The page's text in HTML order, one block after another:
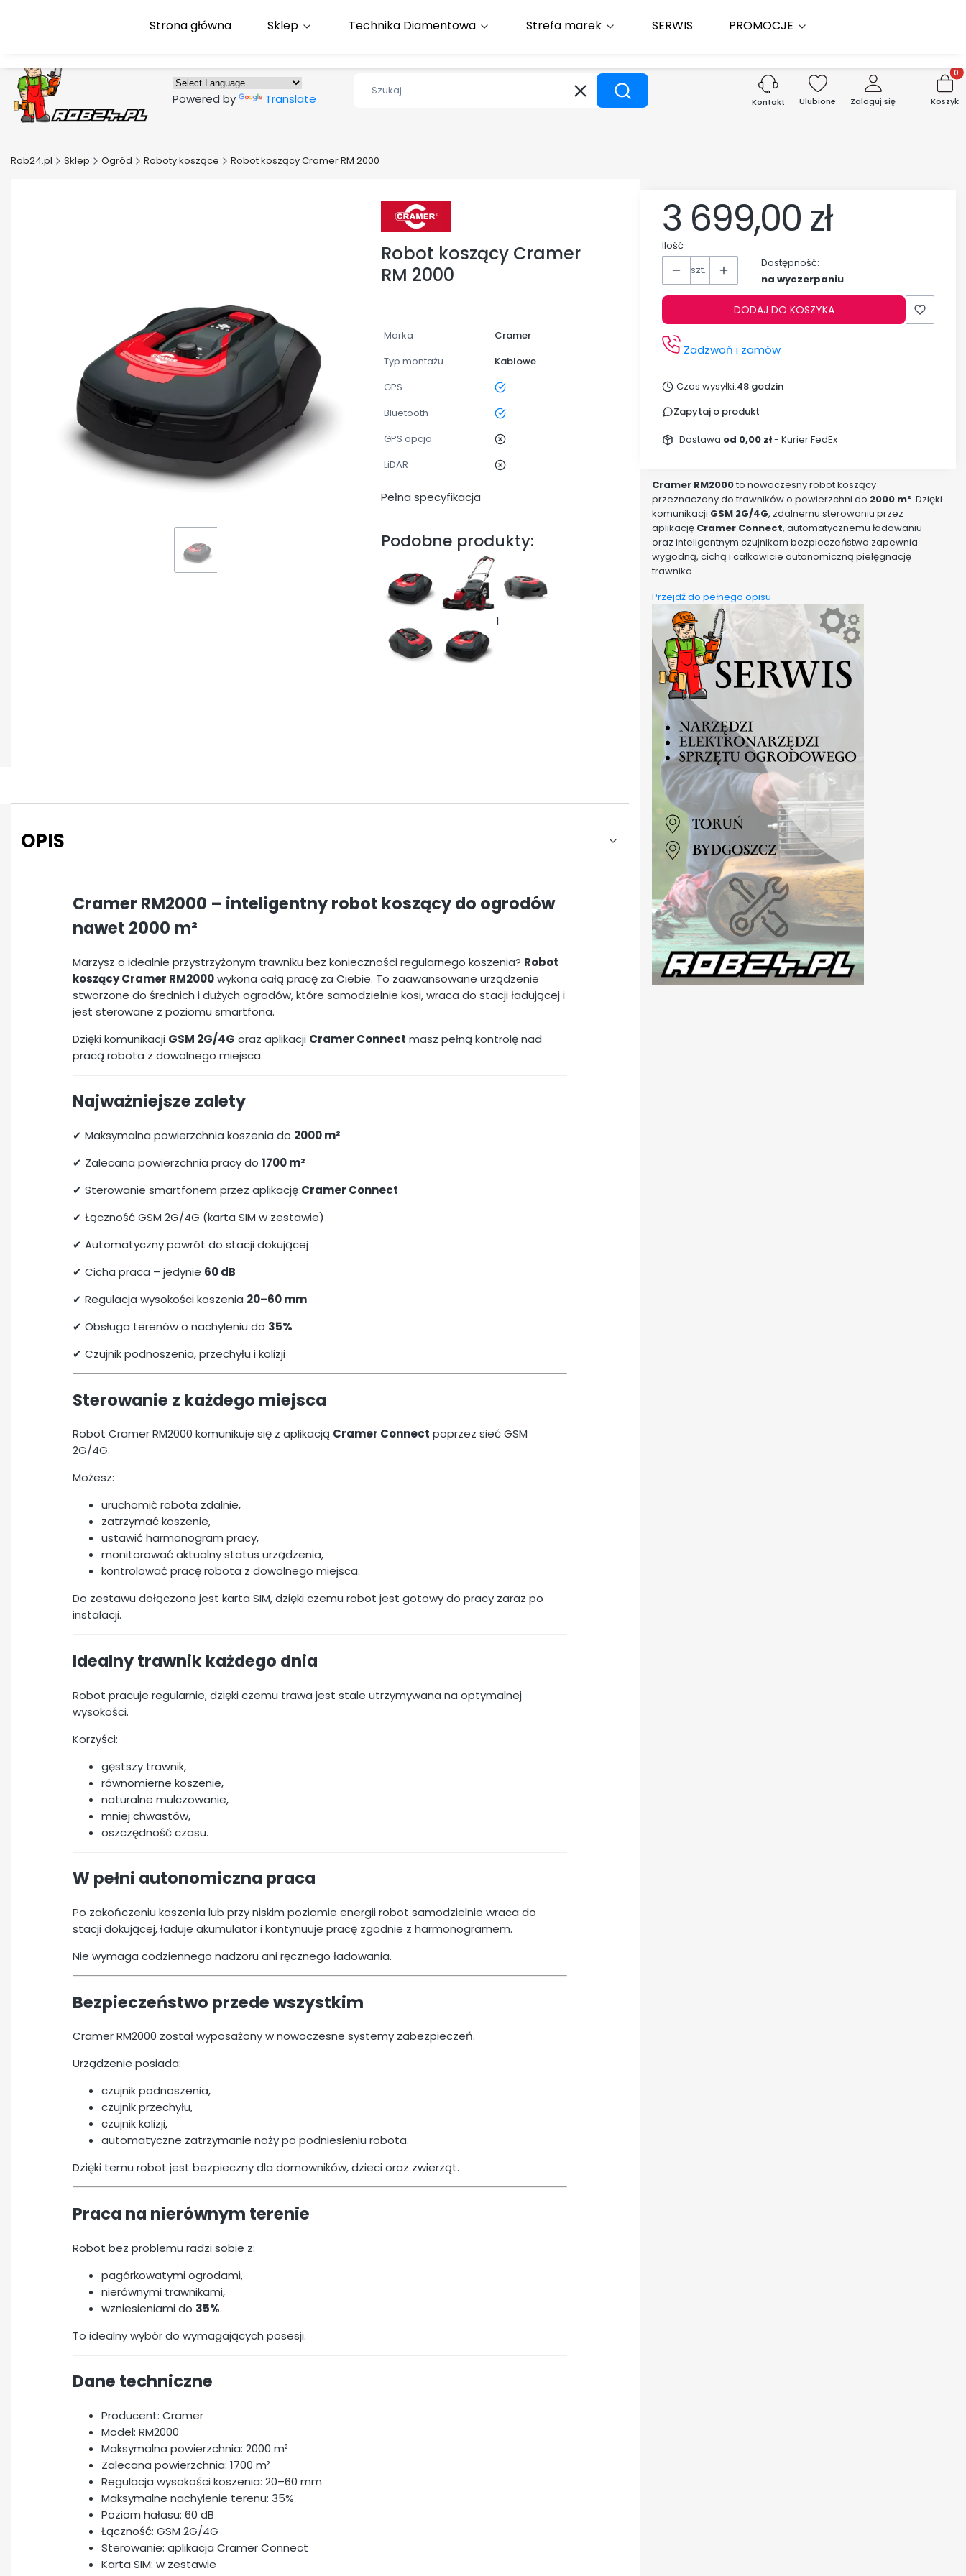
Powered by Translate WyczyśćSzukaj Kontakt Ulubione Zaloguj się Koszyk
Strona główna Sklep Technika Diamentowa Strefa marek SERWIS PROMOCJE
Rob24.pl Sklep Ogród Roboty koszące Robot koszący Cramer RM 2000
Robot koszący Cramer
RM 2000
Marka
Cramer
Typ montażu
Kablowe
GPS
tak
Bluetooth
tak
GPS opcja
nie
LiDAR
nie
Pełna specyfikacja
Podobne produkty:
1
OPIS
Cramer RM2000 – inteligentny robot koszący do ogrodów
nawet 2000 m²
Marzysz o idealnie przystrzyżonym trawniku bez konieczności regularnego koszenia? Robot
koszący Cramer RM2000wykona całą pracę za Ciebie. To zaawansowane urządzenie
stworzone do średnich i dużych ogrodów, które samodzielnie kosi, wraca do stacji ładującej i
jest sterowane z poziomu smartfona.
Dzięki komunikacji GSM 2G/4G oraz aplikacji Cramer Connect masz pełną kontrolę nad
pracą robota z dowolnego miejsca.
Najważniejsze zalety
✔ Maksymalna powierzchnia koszenia do 2000 m²
✔ Zalecana powierzchnia pracy do 1700 m²
✔ Sterowanie smartfonem przez aplikację Cramer Connect
✔ Łączność GSM 2G/4G (karta SIM w zestawie)
✔ Automatyczny powrót do stacji dokującej
✔ Cicha praca – jedynie 60 dB
✔ Regulacja wysokości koszenia 20–60 mm
✔ Obsługa terenów o nachyleniu do 35%
✔ Czujnik podnoszenia, przechyłu i kolizji
Sterowanie z każdego miejsca
Robot Cramer RM2000 komunikuje się z aplikacją Cramer Connect poprzez sieć GSM
2G/4G.
Możesz:
uruchomić robota zdalnie,
zatrzymać koszenie,
ustawić harmonogram pracy,
monitorować aktualny status urządzenia,
kontrolować pracę robota z dowolnego miejsca.
Do zestawu dołączona jest karta SIM, dzięki czemu robot jest gotowy do pracy zaraz po
instalacji.
Idealny trawnik każdego dnia
Robot pracuje regularnie, dzięki czemu trawa jest stale utrzymywana na optymalnej
wysokości.
Korzyści:
gęstszy trawnik,
równomierne koszenie,
naturalne mulczowanie,
mniej chwastów,
oszczędność czasu.
W pełni autonomiczna praca
Po zakończeniu koszenia lub przy niskim poziomie energii robot samodzielnie wraca do
stacji dokującej, ładuje akumulator i kontynuuje pracę zgodnie z harmonogramem.
Nie wymaga codziennego nadzoru ani ręcznego ładowania.
Bezpieczeństwo przede wszystkim
Cramer RM2000 został wyposażony w nowoczesne systemy zabezpieczeń.
Urządzenie posiada:
czujnik podnoszenia,
czujnik przechyłu,
czujnik kolizji,
automatyczne zatrzymanie noży po podniesieniu robota.
Dzięki temu robot jest bezpieczny dla domowników, dzieci oraz zwierząt.
Praca na nierównym terenie
Robot bez problemu radzi sobie z:
pagórkowatymi ogrodami,
nierównymi trawnikami,
wzniesieniami do 35%.
To idealny wybór do wymagających posesji.
Dane techniczne
Producent: Cramer
Model: RM2000
Maksymalna powierzchnia: 2000 m²
Zalecana powierzchnia: 1700 m²
Regulacja wysokości koszenia: 20–60 mm
Maksymalne nachylenie terenu: 35%
Poziom hałasu: 60 dB
Łączność: GSM 2G/4G
Sterowanie: aplikacja Cramer Connect
Karta SIM: w zestawie
Cena
3 699,00 zł
Ilość
szt.
Dostępność:
na wyczerpaniu
DODAJ DO KOSZYKA
Zadzwoń i zamów
Czas wysyłki:48 godzin
Zapytaj o produkt
Dostawa od 0,00 zł- Kurier FedEx
Cramer RM2000to nowoczesny robot koszący
przeznaczony do trawników o powierzchni do 2000 m². Dzięki
komunikacji GSM 2G/4G, zdalnemu sterowaniu przez
aplikację Cramer Connect, automatycznemu ładowaniu
oraz inteligentnym czujnikom bezpieczeństwa zapewnia
wygodną, cichą i całkowicie autonomiczną pielęgnację
trawnika.
Przejdź do pełnego opisu